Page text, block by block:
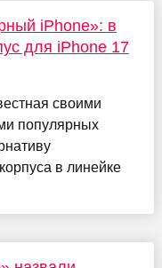
iPhone»: в
для iPhone 17
своими
популярных
в линейке